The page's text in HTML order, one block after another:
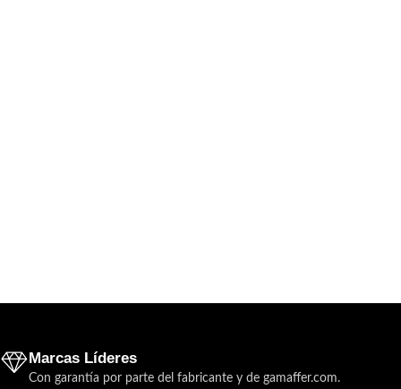
Marcas Líderes
Con garantía por parte del fabricante y de gamaffer.com.